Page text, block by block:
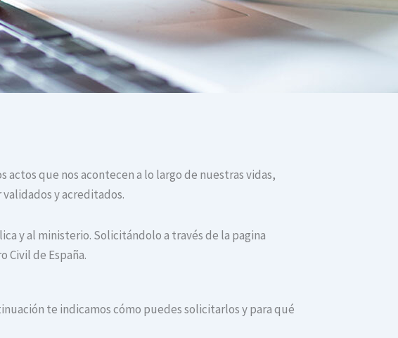
que nos acontecen a lo largo de nuestras vidas,
y acreditados.
y al ministerio. Solicitándolo a través de la pagina
de España.
te indicamos cómo puedes solicitarlos y para qué